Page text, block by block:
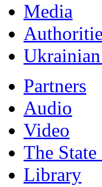
Мedia
Partners
Audio
Video
The
Library